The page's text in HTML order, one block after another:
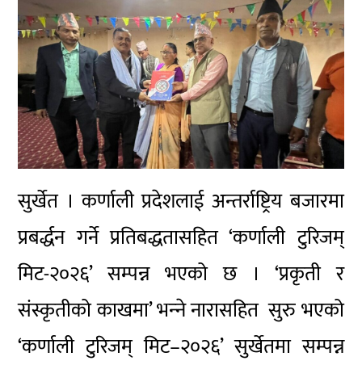
सुर्खेत । कर्णाली प्रदेशलाई अन्तर्राष्ट्रिय बजारमा
प्रबर्द्धन गर्ने प्रतिबद्धतासहित ‘कर्णाली टुरिजम्
मिट-२०२६’ सम्पन्न भएको छ । ‘प्रकृती र
संस्कृतीको काखमा’ भन्‍ने नारासहित सुरु भएको
‘कर्णाली टुरिजम् मिट–२०२६’ सुर्खेतमा सम्पन्न